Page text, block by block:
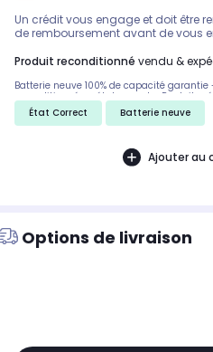
Un crédit vous engage et doit être
de remboursement avant de vous
produit reconditionné vendu &
Batterie neuve 100% de capacité
reconditionné en état correct - Produit
apparents ne gênant en rien son
d'usure, griffes, coups. Livré en boîte
État Correct Batterie neuve
Ajouter au
Options de livraison